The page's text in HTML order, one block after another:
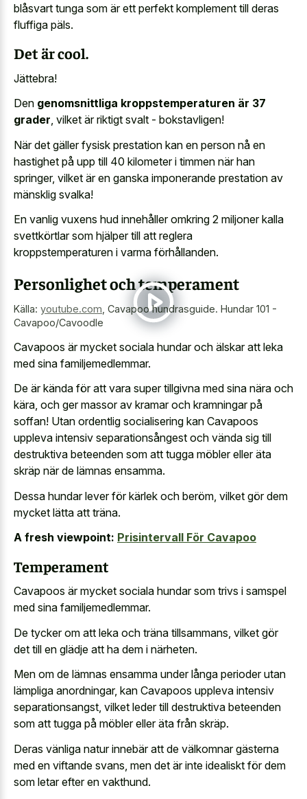
blåsvart tunga som är ett perfekt komplement till deras
fluffiga päls.
Det är cool.
Jättebra!
Den genomsnittliga kroppstemperaturen är 37
grader, vilket är riktigt svalt - bokstavligen!
När det gäller fysisk prestation kan en person nå en
hastighet på upp till 40 kilometer i timmen när han
springer, vilket är en ganska imponerande prestation av
mänsklig svalka!
En vanlig vuxens hud innehåller omkring 2 miljoner kalla
svettkörtlar som hjälper till att reglera
kroppstemperaturen i varma förhållanden.
Personlighet och temperament
Källa: youtube.com Cavapoo hundrasguide. Hundar 101 -
Cavapoo/Cavoodle
Cavapoos är mycket sociala hundar och älskar att leka
med sina familjemedlemmar.
De är kända för att vara super tillgivna med sina nära och
kära, och ger massor av kramar och kramningar på
soffan! Utan ordentlig socialisering kan Cavapoos
uppleva intensiv separationsångest och vända sig till
destruktiva beteenden som att tugga möbler eller äta
skräp när de lämnas ensamma.
Dessa hundar lever för kärlek och beröm, vilket gör dem
mycket lätta att träna.
A fresh viewpoint: Prisintervall För Cavapoo
Temperament
Cavapoos är mycket sociala hundar som trivs i samspel
med sina familjemedlemmar.
De tycker om att leka och träna tillsammans, vilket gör
det till en glädje att ha dem i närheten.
Men om de lämnas ensamma under långa perioder utan
lämpliga anordningar, kan Cavapoos uppleva intensiv
separationsangst, vilket leder till destruktiva beteenden
som att tugga på möbler eller äta från skräp.
Deras vänliga natur innebär att de välkomnar gästerna
med en viftande svans, men det är inte idealiskt för dem
som letar efter en vakthund.